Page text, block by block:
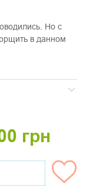
Но с
в данном
грн